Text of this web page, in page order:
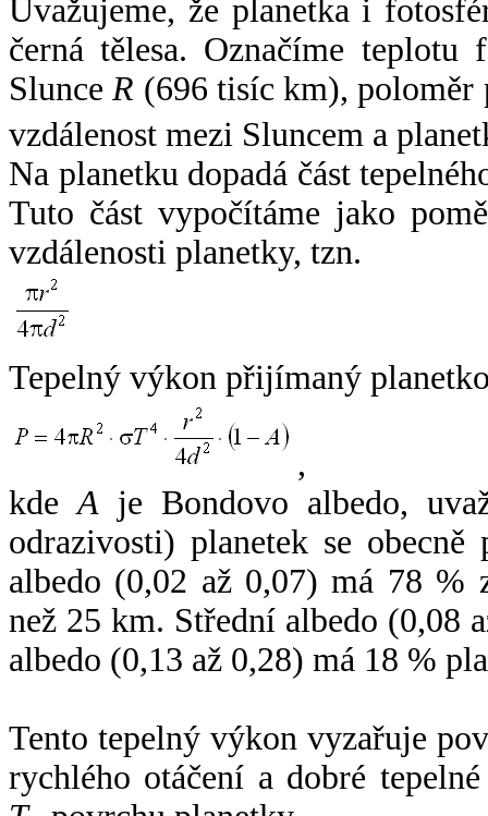
Uvažujeme, že planetka i
černá tělesa. Označíme
SlunceR (696 tisíc km),
vzdálenost mezi Sluncem a
Na planetku dopadá část
Tuto část vypočítáme jako
vzdálenosti planetky, tzn.
Tepelný výkon přijímaný
,
kdeA je Bondovo albedo,
odrazivosti) planetek se
albedo (0,02 až 0,07) má 78 %
než 25 km. Střední albedo (0,08
albedo (0,13 až 0,28) má 18 %
Tento tepelný výkon vyzařuje
rychlého otáčení a dobré